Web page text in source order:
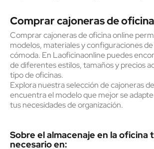
Comprar cajoneras de
Comprar cajoneras de oficina online
modelos, materiales y configuraciones
cómoda. En Laoficinaonline puedes
de diferentes estilos, tamaños y precios
tipo de oficinas.
Explora nuestra selección de cajoneras
encuentra el modelo que mejor se
tus necesidades de organización.
Sobre el almacenaje en la oficina
necesario en: